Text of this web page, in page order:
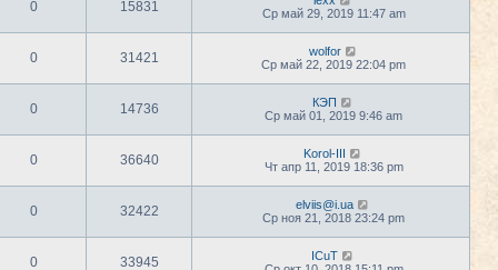
0 15831
Ср май 29, 2019 11:47 am
0 31421
wolfor
Ср май 22, 2019 22:04 pm
0 14736
КЭП
Ср май 01, 2019 9:46 am
0 36640
Korol-III
Чт апр 11, 2019 18:36 pm
0 32422
elviis@i.ua
Ср ноя 21, 2018 23:24 pm
0 33945
ICuT